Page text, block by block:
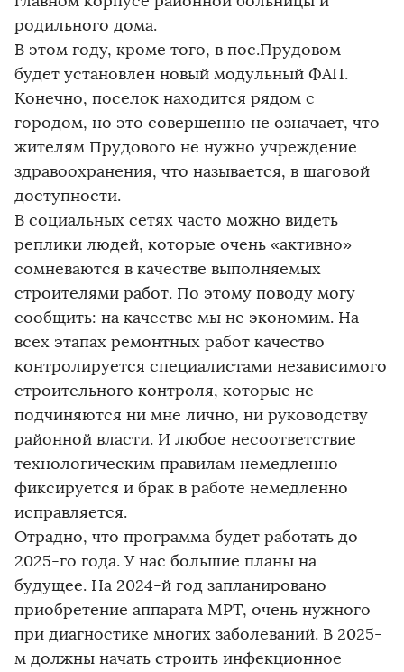
родильного дома.
В этом году, кроме того, в пос.Прудовом
будет установлен новый модульный ФАП.
Конечно, поселок находится рядом с
городом, но это совершенно не означает, что
жителям Прудового не нужно учреждение
здравоохранения, что называется, в шаговой
доступности.
В социальных сетях часто можно видеть
реплики людей, которые очень «активно»
сомневаются в качестве выполняемых
строителями работ. По этому поводу могу
сообщить: на качестве мы не экономим. На
всех этапах ремонтных работ качество
контролируется специалистами независимого
строительного контроля, которые не
подчиняются ни мне лично, ни руководству
районной власти. И любое несоответствие
технологическим правилам немедленно
фиксируется и брак в работе немедленно
исправляется.
Отрадно, что программа будет работать до
2025-го года. У нас большие планы на
будущее. На 2024-й год запланировано
приобретение аппарата МРТ, очень нужного
при диагностике многих заболеваний. В 2025-
м должны начать строить инфекционное